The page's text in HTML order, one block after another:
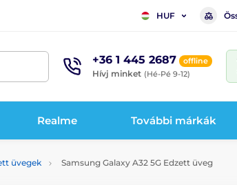
HUF
+36 1 445 2687 offline
Hívj minket (Hé-Pé 9-12)
Realme További márkák
üvegek Samsung Galaxy A32 5G Edzett üveg